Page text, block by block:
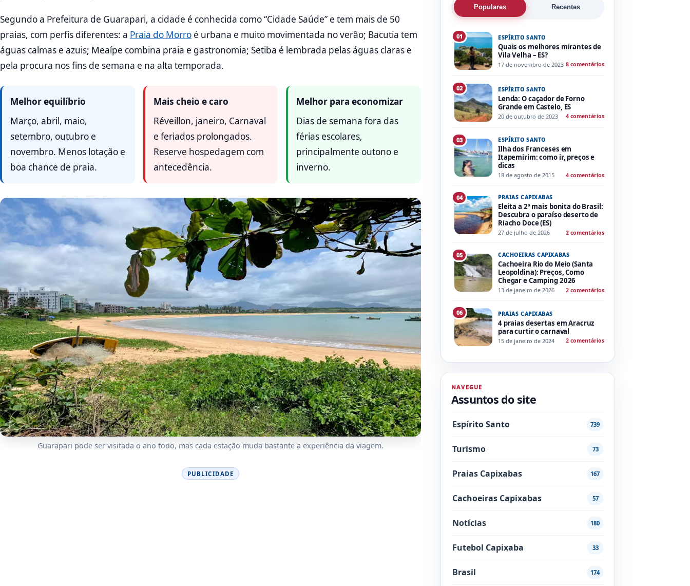
Segundo a Prefeitura de Guarapari, a cidade é conhecida como “Cidade Saúde” e tem mais de 50
praias, com perfis diferentes: a Praia do Morro é urbana e muito movimentada no verão; Bacutia tem
águas calmas e azuis; Meaípe combina praia e gastronomia; Setiba é lembrada pelas águas claras e
pela procura nos fins de semana e na alta temporada.
Melhor equilíbrio
Março, abril, maio,
setembro, outubro e
novembro. Menos lotação e
boa chance de praia.
Mais cheio e caro
Réveillon, janeiro, Carnaval
e feriados prolongados.
Reserve hospedagem com
antecedência.
Melhor para economizar
Dias de semana fora das
férias escolares,
principalmente outono e
inverno.
Guarapari pode ser visitada o ano todo, mas cada estação muda bastante a experiência da viagem.
PUBLICIDADE
Populares Recentes
01 ESPÍRITO SANTO
Quais os melhores mirantes de
Vila Velha – ES?
17 de novembro de 2023 8 comentários
02 ESPÍRITO SANTO
Lenda: O caçador de Forno
Grande em Castelo, ES
20 de outubro de 2023 4 comentários
03 ESPÍRITO SANTO
Ilha dos Franceses em
Itapemirim: como ir, preços e
dicas
18 de agosto de 2015 4 comentários
04 PRAIAS CAPIXABAS
Eleita a 2ª mais bonita do Brasil:
Descubra o paraíso deserto de
Riacho Doce (ES)
27 de julho de 2026 2 comentários
05 CACHOEIRAS CAPIXABAS
Cachoeira Rio do Meio (Santa
Leopoldina): Preços, Como
Chegar e Camping 2026
13 de janeiro de 2026 2 comentários
06 PRAIAS CAPIXABAS
4 praias desertas em Aracruz
para curtir o carnaval
15 de janeiro de 2024 2 comentários
NAVEGUE
Assuntos do site
Espírito Santo 739
Turismo 73
Praias Capixabas 167
Cachoeiras Capixabas 57
Notícias 180
Futebol Capixaba 33
Brasil 174